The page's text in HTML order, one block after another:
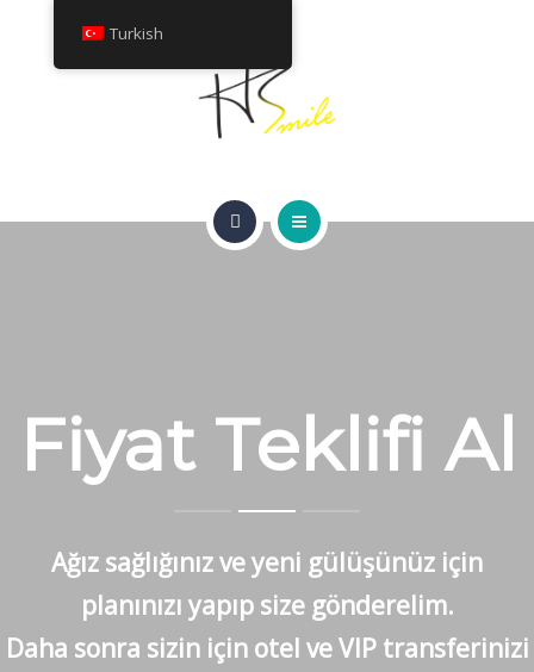
HAKKINDA
TEDAVILER
İLETIŞIM
FIYAT TEKLIFI AL
Fiyat Teklifi Al
Ağız sağlığınız ve yeni gülüşünüz için
planınızı yapıp size gönderelim.
Daha sonra sizin için otel ve VIP transferinizi
Turkish